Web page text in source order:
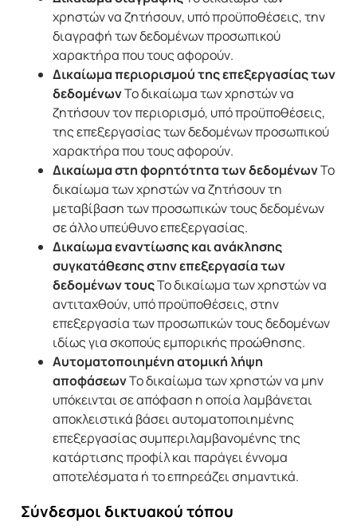
χρηστών να ζητήσουν, υπό προϋποθέσεις, την
διαγραφή των δεδομένων προσωπικού
χαρακτήρα που τους αφορούν.
Δικαίωμα περιορισμού της επεξεργασίας των
δεδομένωνΤο δικαίωμα των χρηστών να
ζητήσουν τον περιορισμό, υπό προϋποθέσεις,
της επεξεργασίας των δεδομένων προσωπικού
χαρακτήρα που τους αφορούν.
Δικαίωμα στη φορητότητα των δεδομένωνΤο
δικαίωμα των χρηστών να ζητήσουν τη
μεταβίβαση των προσωπικών τους δεδομένων
σε άλλο υπεύθυνο επεξεργασίας.
Δικαίωμα εναντίωσης και ανάκλησης
συγκατάθεσης στην επεξεργασία των
δεδομένων τουςΤο δικαίωμα των χρηστών να
αντιταχθούν, υπό προϋποθέσεις, στην
επεξεργασία των προσωπικών τους δεδομένων
ιδίως για σκοπούς εμπορικής προώθησης.
Αυτοματοποιημένη ατομική λήψη
αποφάσεωνΤο δικαίωμα των χρηστών να μην
υπόκεινται σε απόφαση η οποία λαμβάνεται
αποκλειστικά βάσει αυτοματοποιημένης
επεξεργασίας συμπεριλαμβανομένης της
κατάρτισης προφίλ και παράγει έννομα
αποτελέσματα ή το επηρεάζει σημαντικά.
Σύνδεσμοι δικτυακού τόπου